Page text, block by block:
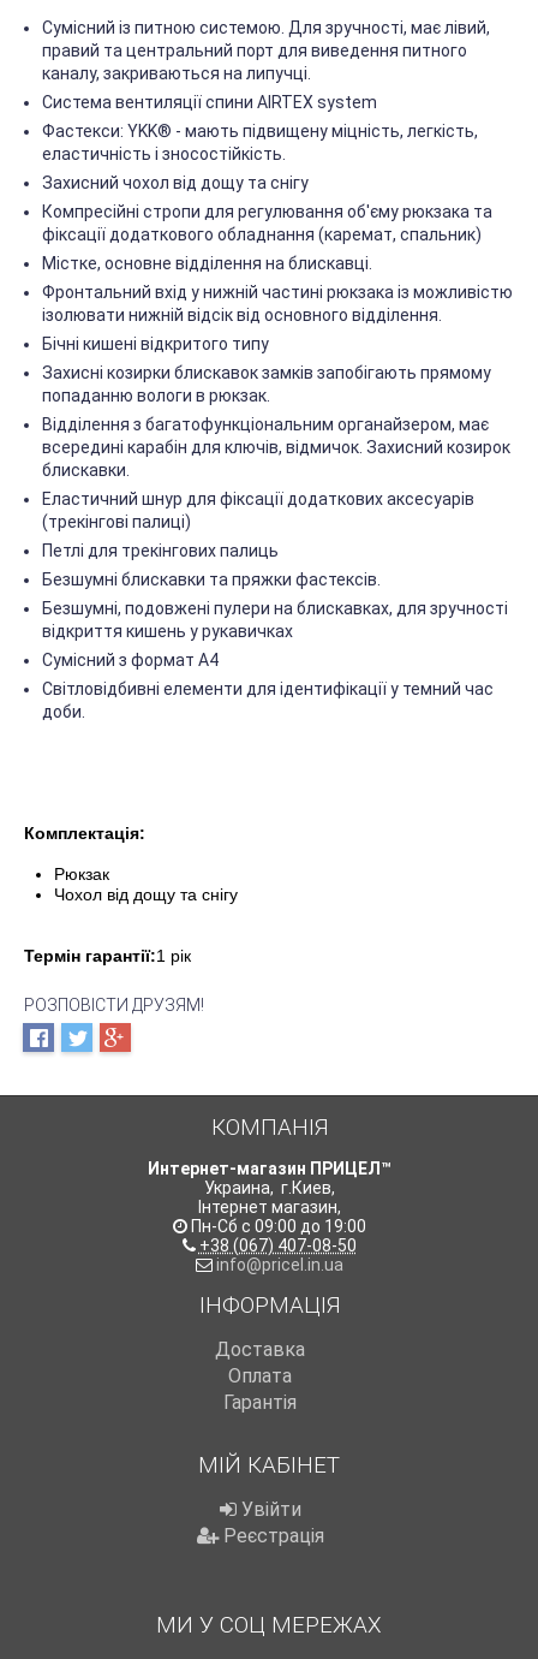
Сумісний із питною системою. Для зручності, має лівий,
правий та центральний порт для виведення питного
каналу, закриваються на липучці.
Система вентиляції спини AIRTEX system
Фастекси: YKK® - мають підвищену міцність, легкість,
еластичність і зносостійкість.
Захисний чохол від дощу та снігу
Компресійні стропи для регулювання об'єму рюкзака та
фіксації додаткового обладнання (каремат, спальник)
Містке, основне відділення на блискавці.
Фронтальний вхід у нижній частині рюкзака із можливістю
ізолювати нижній відсік від основного відділення.
Бічні кишені відкритого типу
Захисні козирки блискавок замків запобігають прямому
попаданню вологи в рюкзак.
Відділення з багатофункціональним органайзером, має
всередині карабін для ключів, відмичок. Захисний козирок
блискавки.
Еластичний шнур для фіксації додаткових аксесуарів
(трекінгові палиці)
Петлі для трекінгових палиць
Безшумні блискавки та пряжки фастексів.
Безшумні, подовжені пулери на блискавках, для зручності
відкриття кишень у рукавичках
Сумісний з формат А4
Світловідбивні елементи для ідентифікації у темний час
доби.
Комплектація:
Рюкзак
Чохол від дощу та снігу
Термін гарантії:1 рік
РОЗПОВІСТИ ДРУЗЯМ!
КОМПАНІЯ
Интернет-магазин ПРИЦЕЛ™
Украина, г.Киев,
Інтернет магазин,
Пн-Сб с 09:00 до 19:00
+38 (067) 407-08-50
info@pricel.in.ua
ІНФОРМАЦІЯ
Доставка
Оплата
Гарантія
МІЙ КАБІНЕТ
Увійти
Реєстрація
МИ У СОЦ МЕРЕЖАХ